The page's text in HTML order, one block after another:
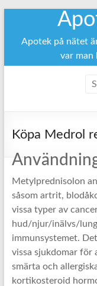
innehållApotek på nätet
var man
Köpa Medrol
Metylprednisolon
såsom artrit,
vissa typer av
hud/njur/inälvs/
immunsystemet.
vissa sjukdomar för
smärta och
kortikosteroid